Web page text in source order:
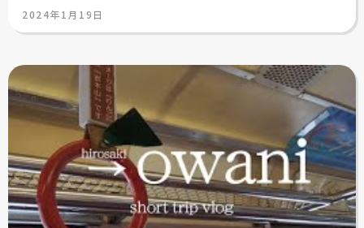
投
日:
2024年1月19日